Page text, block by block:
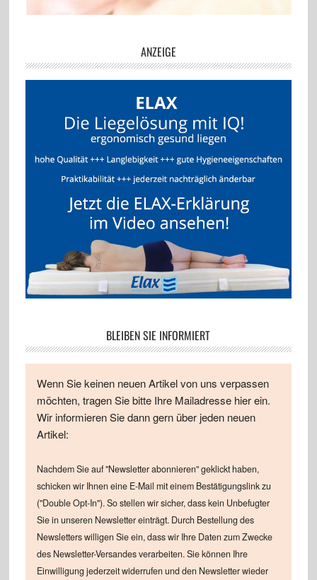
ANZEIGE
BLEIBEN SIE INFORMIERT
Wenn Sie keinen neuen Artikel von uns verpassen
möchten, tragen Sie bitte Ihre Mailadresse hier ein.
Wir informieren Sie dann gern über jeden neuen
Artikel:
Nachdem Sie auf "Newsletter abonnieren" geklickt haben,
schicken wir Ihnen eine E-Mail mit einem Bestätigungslink zu
("Double Opt-In"). So stellen wir sicher, dass kein Unbefugter
Sie in unseren Newsletter einträgt. Durch Bestellung des
Newsletters willigen Sie ein, dass wir Ihre Daten zum Zwecke
des Newsletter-Versandes verarbeiten. Sie können Ihre
Einwilligung jederzeit widerrufen und den Newsletter wieder